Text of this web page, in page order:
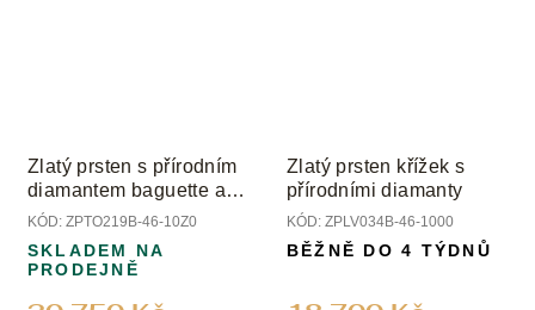
Zlatý prsten s přírodním
diamantem baguette a
brilianty
KÓD: ZPTO219B-46-10Z0
SKLADEM NA
PRODEJNĚ
Zlatý prsten křížek s
přírodními diamanty
KÓD: ZPLV034B-46-1000
BĚŽNĚ DO 4 TÝDNŮ